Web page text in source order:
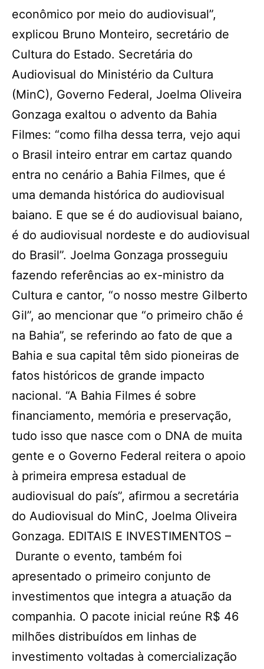
econômico por meio do audiovisual”,
explicou Bruno Monteiro, secretário de
Cultura do Estado. Secretária do
Audiovisual do Ministério da Cultura
(MinC), Governo Federal, Joelma Oliveira
Gonzaga exaltou o advento da Bahia
Filmes: “como filha dessa terra, vejo aqui
o Brasil inteiro entrar em cartaz quando
entra no cenário a Bahia Filmes, que é
uma demanda histórica do audiovisual
baiano. E que se é do audiovisual baiano,
é do audiovisual nordeste e do audiovisual
do Brasil”. Joelma Gonzaga prosseguiu
fazendo referências ao ex-ministro da
Cultura e cantor, “o nosso mestre Gilberto
Gil”, ao mencionar que “o primeiro chão é
na Bahia”, se referindo ao fato de que a
Bahia e sua capital têm sido pioneiras de
fatos históricos de grande impacto
nacional. “A Bahia Filmes é sobre
financiamento, memória e preservação,
tudo isso que nasce com o DNA de muita
gente e o Governo Federal reitera o apoio
à primeira empresa estadual de
audiovisual do país”, afirmou a secretária
do Audiovisual do MinC, Joelma Oliveira
Gonzaga. EDITAIS E INVESTIMENTOS –
Durante o evento, também foi
apresentado o primeiro conjunto de
investimentos que integra a atuação da
companhia. O pacote inicial reúne R$ 46
milhões distribuídos em linhas de
investimento voltadas à comercialização